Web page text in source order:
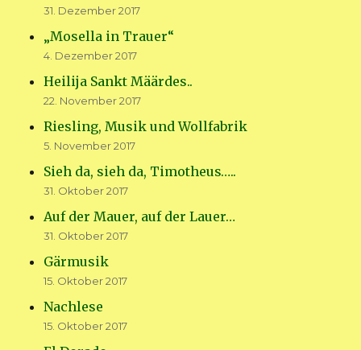
31. Dezember 2017
„Mosella in Trauer“
4. Dezember 2017
Heilija Sankt Määrdes..
22. November 2017
Riesling, Musik und Wollfabrik
5. November 2017
Sieh da, sieh da, Timotheus…..
31. Oktober 2017
Auf der Mauer, auf der Lauer…
31. Oktober 2017
Gärmusik
15. Oktober 2017
Nachlese
15. Oktober 2017